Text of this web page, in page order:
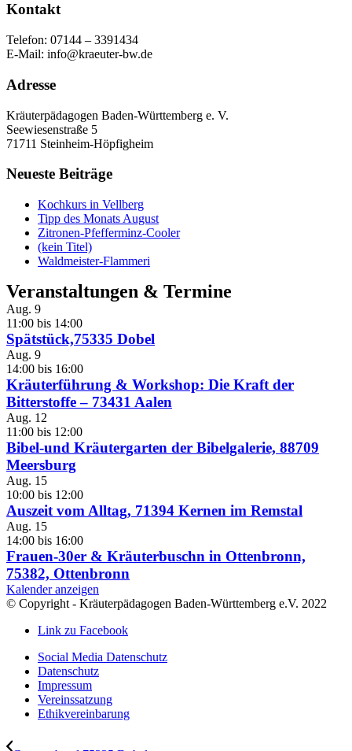
Kontakt
Telefon: 07144 – 3391434
E-Mail: info@kraeuter-bw.de
Adresse
Kräuterpädagogen Baden-Württemberg e. V.
Seewiesenstraße 5
71711 Steinheim-Höpfigheim
Neueste Beiträge
Kochkurs in Vellberg
Tipp des Monats August
Zitronen-Pfefferminz-Cooler
(kein Titel)
Waldmeister-Flammeri
Veranstaltungen & Termine
Aug. 9
11:00 bis 14:00
Spätstück,75335 Dobel
Aug. 9
14:00 bis 16:00
Kräuterführung & Workshop: Die Kraft der
Bitterstoffe – 73431 Aalen
Aug. 12
11:00 bis 12:00
Bibel-und Kräutergarten der Bibelgalerie, 88709
Meersburg
Aug. 15
10:00 bis 12:00
Auszeit vom Alltag, 71394 Kernen im Remstal
Aug. 15
14:00 bis 16:00
Frauen-30er & Kräuterbuschn in Ottenbronn,
75382, Ottenbronn
Kalender anzeigen
© Copyright - Kräuterpädagogen Baden-Württemberg e.V. 2022
Link zu Facebook
Social Media Datenschutz
Datenschutz
Impressum
Vereinssatzung
Ethikvereinbarung